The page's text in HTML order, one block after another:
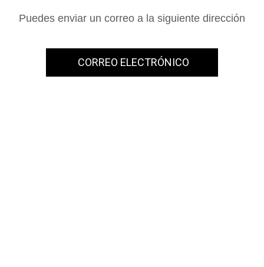
Puedes enviar un correo a la siguiente dirección
CORREO ELECTRÓNICO